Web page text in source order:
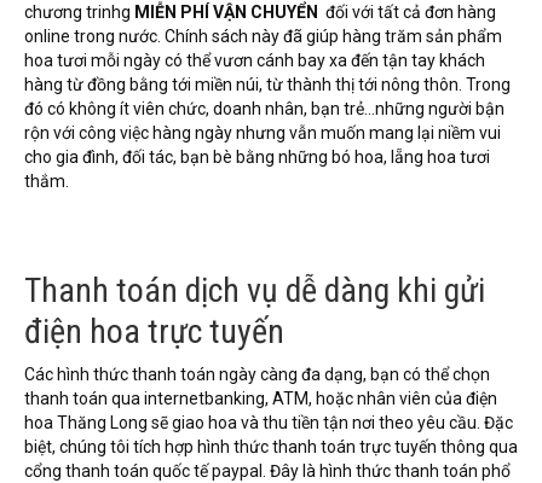
chương trinhg MIỄN PHÍ VẬN CHUYỂN đối với tất cả đơn hàng
online trong nước. Chính sách này đã giúp hàng trăm sản phẩm
hoa tươi mỗi ngày có thể vươn cánh bay xa đến tận tay khách
hàng từ đồng bằng tới miền núi, từ thành thị tới nông thôn. Trong
đó có không ít viên chức, doanh nhân, bạn trẻ…những người bận
rộn với công việc hàng ngày nhưng vẫn muốn mang lại niềm vui
cho gia đình, đối tác, bạn bè bằng những bó hoa, lẵng hoa tươi
thắm.
Thanh toán dịch vụ dễ dàng khi gửi
điện hoa trực tuyến
Các hình thức thanh toán ngày càng đa dạng, bạn có thể chọn
thanh toán qua internetbanking, ATM, hoặc nhân viên của điện
hoa Thăng Long sẽ giao hoa và thu tiền tận nơi theo yêu cầu. Đặc
biệt, chúng tôi tích hợp hình thức thanh toán trực tuyến thông qua
cổng thanh toán quốc tế paypal. Đây là hình thức thanh toán phổ